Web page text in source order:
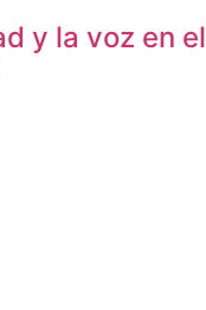
y la voz en el